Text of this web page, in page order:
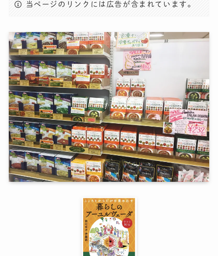
当ページのリンクには広告が含まれています。